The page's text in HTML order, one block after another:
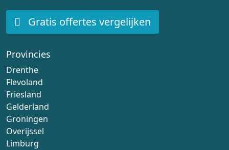
Gratis offertes vergelijken
Provincies
Drenthe
Flevoland
Friesland
Gelderland
Groningen
Overijssel
Limburg